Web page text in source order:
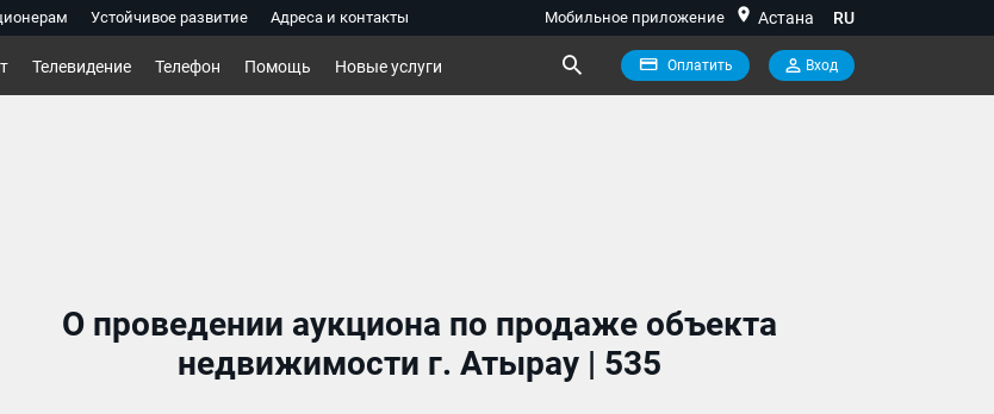
Устойчивое развитие Адреса и контакты Мобильное приложение location_on Астана RU
Телевидение Телефон Помощь Новые услуги Оплатить Вход
О проведении аукциона по продаже объекта
недвижимости г. Атырау | 535